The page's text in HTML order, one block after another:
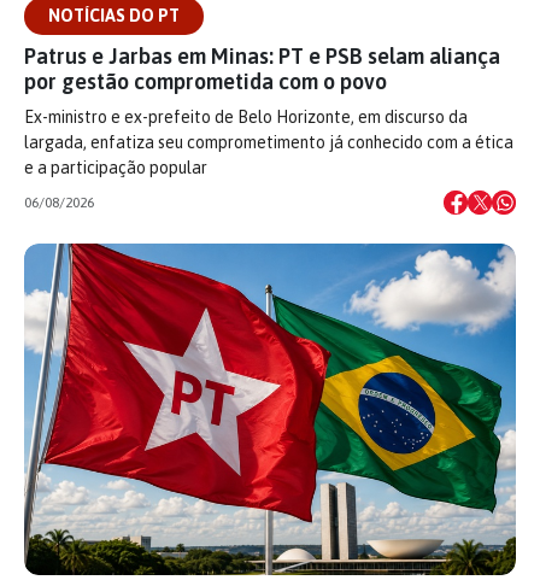
NOTÍCIAS DO PT
Patrus e Jarbas em Minas: PT e PSB selam aliança
por gestão comprometida com o povo
Ex-ministro e ex-prefeito de Belo Horizonte, em discurso da
largada, enfatiza seu comprometimento já conhecido com a ética
e a participação popular
06/08/2026